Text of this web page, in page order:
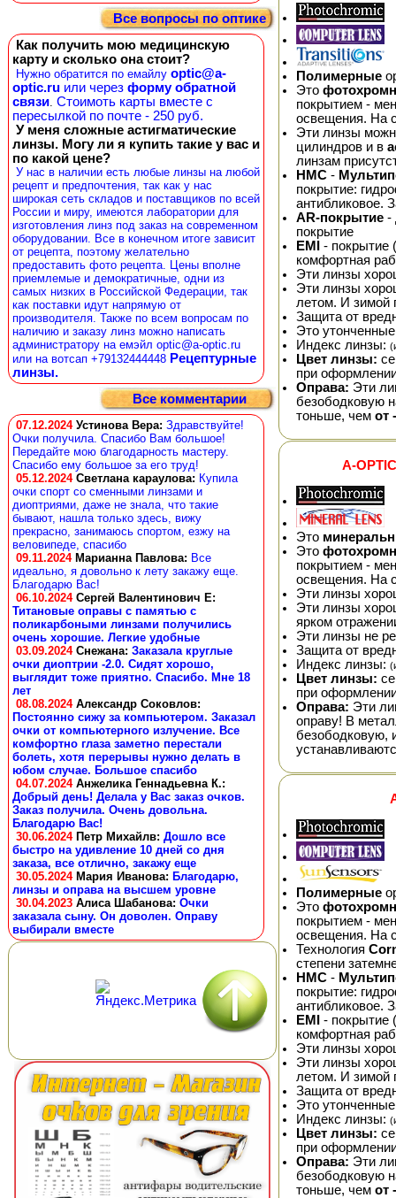
Все вопросы по оптике
Как получить мою медицинскую
карту и сколько она стоит?
Нужно обратится по емайлу optic@a-
optic.ru или через форму обратной
связи. Стоимоть карты вместе с
пересылкой по почте - 250 руб.
У меня сложные астигматические
линзы. Могу ли я купить такие у вас и
по какой цене?
У нас в наличии есть любые линзы на любой
рецепт и предпочтения, так как у нас
широкая сеть складов и поставщиков по всей
России и миру, имеются лаборатории для
изготовления линз под заказ на современном
оборудовании. Все в конечном итоге зависит
от рецепта, поэтому желательно
предоставить фото рецепта. Цены вполне
приемлемые и демократичные, одни из
самых низких в Российской Федерации, так
как поставки идут напрямую от
производителя. Также по всем вопросам по
наличию и заказу линз можно написать
администратору на емэйл optic@a-optic.ru
или на вотсап +79132444448 Рецептурные
линзы.
Все комментарии
07.12.2024 Устинова Вера: Здравствуйте!
Очки получила. Спасибо Вам большое!
Передайте мою благодарность мастеру.
Спасибо ему большое за его труд!
05.12.2024 Светлана караулова: Купила
очки спорт со сменными линзами и
диоптриями, даже не знала, что такие
бывают, нашла только здесь, вижу
прекрасно, занимаюсь спортом, езжу на
веловипеде, спасибо
09.11.2024 Марианна Павлова: Все
идеально, я довольно к лету закажу еще.
Благодарю Вас!
06.10.2024 Сергей Валентинович Е:
Титановые оправы с памятью с
поликарбоными линзами получились
очень хорошие. Легкие удобные
03.09.2024 Снежана: Заказала круглые
очки диоптрии -2.0. Сидят хорошо,
выглядит тоже приятно. Спасибо. Мне 18
лет
08.08.2024 Александр Соковлов:
Постоянно сижу за компьютером. Заказал
очки от компьютерного излучение. Все
комфортно глаза заметно перестали
болеть, хотя перерывы нужно делать в
юбом случае. Большое спасибо
04.07.2024 Анжелика Геннадьевна К.:
Добрый день! Делала у Вас заказ очков.
Заказ получила. Очень довольна.
Благодарю Вас!
30.06.2024 Петр Михайлв: Дошло все
быстро на удивление 10 дней со дня
заказа, все отлично, закажу еще
30.05.2024 Мария Иванова: Благодарю,
линзы и оправа на высшем уровне
30.04.2023 Алиса Шабанова: Очки
заказала сыну. Он доволен. Оправу
выбирали вместе
Полимерные
Это
покрытием -
освещения. На
Эти линзы
цилиндров и в
линзам
HMC -
покрытие:
антибликовое.
AR-покрытие -
покрытие
EMI
- покрытие
комфортная
Эти линзы
Эти линзы
летом. И зимой
Защита от
Это
Индекс линзы:
Цвет линзы:
при
Оправа: Эти
безободковую
тоньше, чем от
A-
Это
Это
покрытием -
освещения. На
Эти линзы
Эти линзы
ярком
Эти линзы не
Защита от
Индекс линзы:
Цвет линзы:
при
Оправа: Эти
оправу! В
безободковую,
Полимерные
Это
покрытием -
освещения. На
Технология
степени
HMC -
покрытие:
антибликовое.
EMI
- покрытие
комфортная
Эти линзы
Эти линзы
летом. И зимой
Защита от
Это
Индекс линзы:
Цвет линзы:
при
Оправа: Эти
безободковую
тоньше, чем от